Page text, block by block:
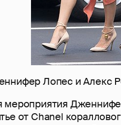
Лопес и Алекс
мероприятия
от Chanel